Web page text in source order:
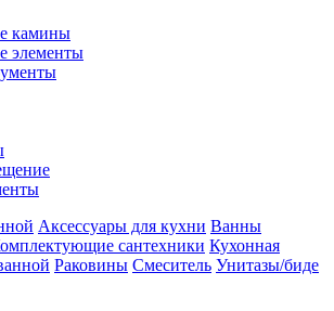
камины
элементы
Аксессуары для кухни Ванны
сантехники Кухонная
Раковины Смеситель Унитазы/биде